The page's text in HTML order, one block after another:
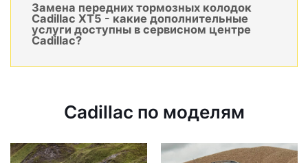
Замена передних тормозных колодок
Cadillac XT5 - какие дополнительные
услуги доступны в сервисном центре
Cadillac?
Cadillac по моделям